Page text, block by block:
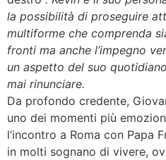
la possibilità di proseguire
multiforme che comprenda
fronti ma anche l’impegno
un aspetto del suo
mai rinunciare.
Da profondo credente,
uno dei momenti più
l’incontro a Roma con Papa
in molti sognano di vivere,